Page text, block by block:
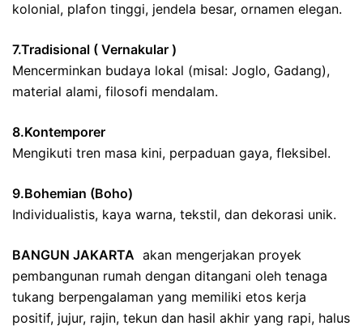
kolonial, plafon tinggi, jendela besar, ornamen elegan.
7.Tradisional ( Vernakular )
Mencerminkan budaya lokal (misal: Joglo, Gadang),
material alami, filosofi mendalam.
8.Kontemporer
Mengikuti tren masa kini, perpaduan gaya, fleksibel.
9.Bohemian (Boho)
Individualistis, kaya warna, tekstil, dan dekorasi unik.
BANGUN JAKARTA akan mengerjakan proyek
pembangunan rumah dengan ditangani oleh tenaga
tukang berpengalaman yang memiliki etos kerja
positif, jujur, rajin, tekun dan hasil akhir yang rapi, halus